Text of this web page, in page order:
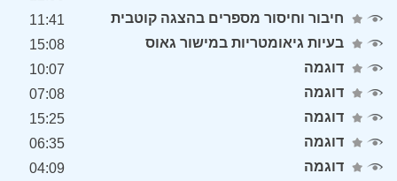
חיבור וחיסור מספרים בהצגה קוטבית
11:41
בעיות גיאומטריות במישור גאוס
15:08
דוגמה
10:07
דוגמה
07:08
דוגמה
15:25
דוגמה
06:35
דוגמה
04:09